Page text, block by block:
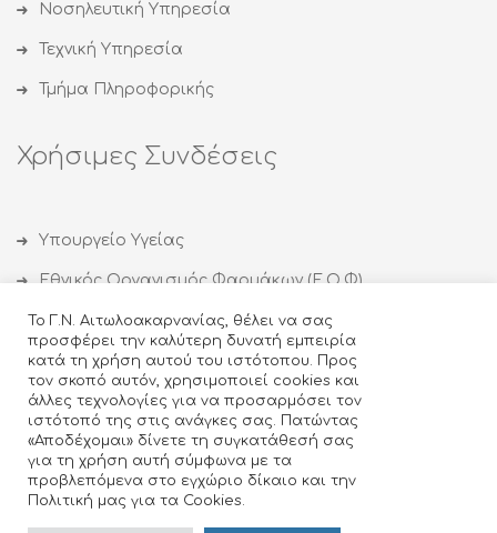
Νοσηλευτική Υπηρεσία
Τεχνική Υπηρεσία
Τμήμα Πληροφορικής
Χρήσιμες Συνδέσεις
Υπουργείο Υγείας
Εθνικός Οργανισμός Φαρμάκων (Ε.Ο.Φ)
Εθνικός Οργανισμός Δημόσιας Υγείας (ΕΟΔΥ)
Οργανισμός κατά των Ναρκωτικών (ΟΚΑΝΑ)
Ιατρικός Σύλλογος Αγρινίου
Κέντρο Θεραπείας Εξαρτημένων Ατόμων (ΚΕΘΕΑ)
Design & Developed by - ©2018 Γενικό
Το Γ.Ν. Αιτωλοακαρνανίας, θέλει να σας
προσφέρει την καλύτερη δυνατή εμπειρία
κατά τη χρήση αυτού του ιστότοπου. Προς
τον σκοπό αυτόν, χρησιμοποιεί cookies και
άλλες τεχνολογίες για να προσαρμόσει τον
ιστότοπό της στις ανάγκες σας. Πατώντας
«Αποδέχομαι» δίνετε τη συγκατάθεσή σας
για τη χρήση αυτή σύμφωνα με τα
προβλεπόμενα στο εγχώριο δίκαιο και την
Πολιτική μας για τα Cookies.